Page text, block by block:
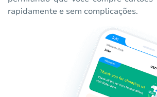
rapidamente e sem complicações.